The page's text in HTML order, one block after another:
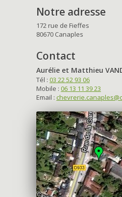
Notre adresse
172 rue de Fieffes
80670 Canaples
Contact
Aurélie et Matthieu
Tél : 03 22 52 93 06
Mobile : 06 13 11 39 23
Email :